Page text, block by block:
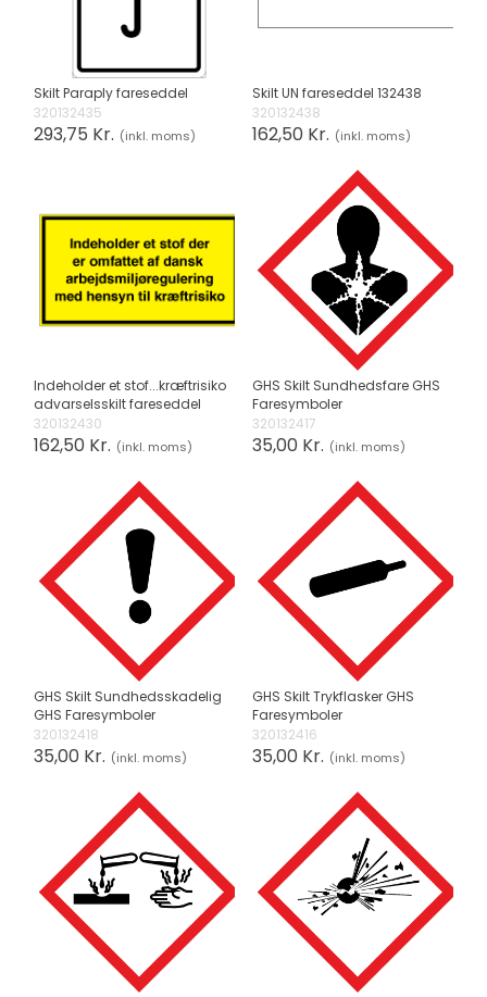
Skilt Paraply fareseddel
320132435
293,75 Kr. (inkl. moms)
Skilt UN fareseddel 132438
320132438
162,50 Kr. (inkl. moms)
Indeholder et stof...kræftrisiko
advarselsskilt fareseddel
320132430
162,50 Kr. (inkl. moms)
GHS Skilt Sundhedsfare GHS
Faresymboler
320132417
35,00 Kr. (inkl. moms)
GHS Skilt Sundhedsskadelig
GHS Faresymboler
320132418
35,00 Kr. (inkl. moms)
GHS Skilt Trykflasker GHS
Faresymboler
320132416
35,00 Kr. (inkl. moms)